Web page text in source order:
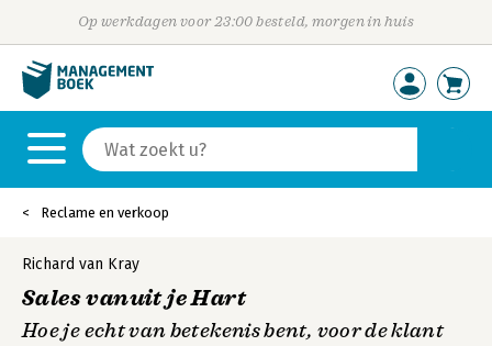
Op werkdagen voor 23:00 besteld, morgen in huis
Reclame en verkoop
Richard van Kray
Sales vanuit je Hart
Hoe je echt van betekenis bent, voor de klant